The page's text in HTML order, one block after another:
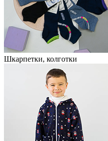
Шкарпетки, колготки